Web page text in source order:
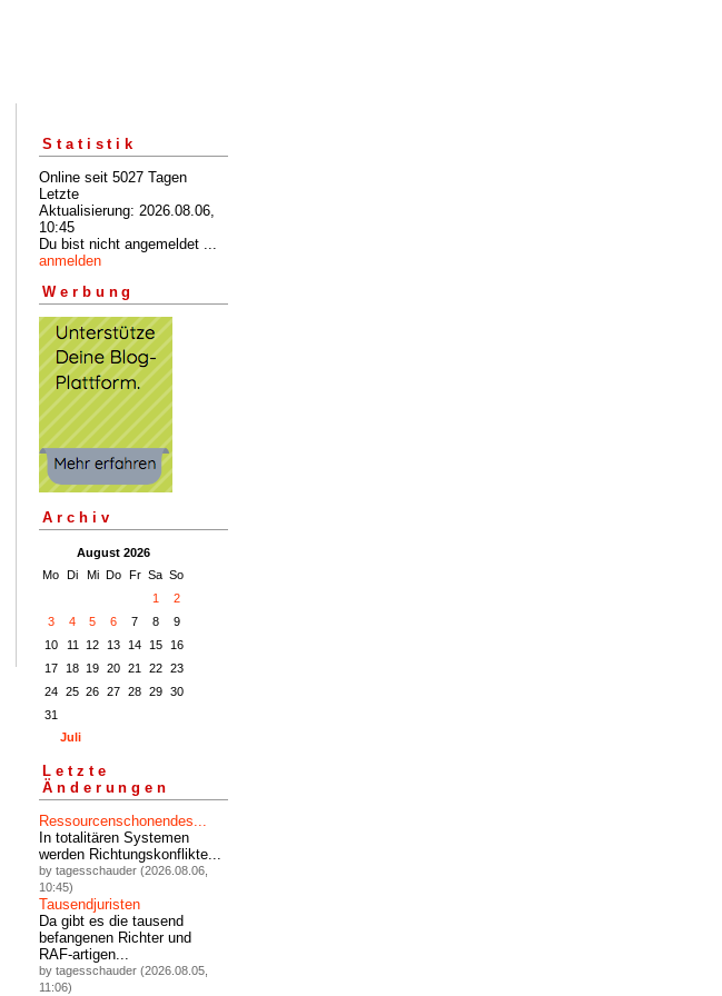
Statistik
Online seit 5027 Tagen
Letzte
Aktualisierung: 2026.08.06,
10:45
Du bist nicht angemeldet ...
anmelden
Werbung
Archiv
August 2026
Mo Di Mi Do Fr Sa So
1
2
3
4 5 6 7 8
9
10
11 12 13 14 15
16
17
18 19 20 21 22
23
24
25 26 27 28 29
30
31
Juli
Letzte
Änderungen
Ressourcenschonendes...
In totalitären Systemen
werden Richtungskonflikte...
by tagesschauder (2026.08.06,
10:45)
Tausendjuristen
Da gibt es die tausend
befangenen Richter und
RAF-artigen...
by tagesschauder (2026.08.05,
11:06)